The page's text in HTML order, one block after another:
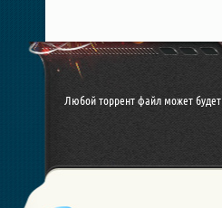
Любой торрент файл может